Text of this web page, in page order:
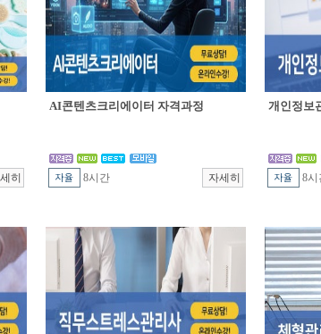
AI콘텐츠크리에이터 자격과정
8시간
개인정보
8시